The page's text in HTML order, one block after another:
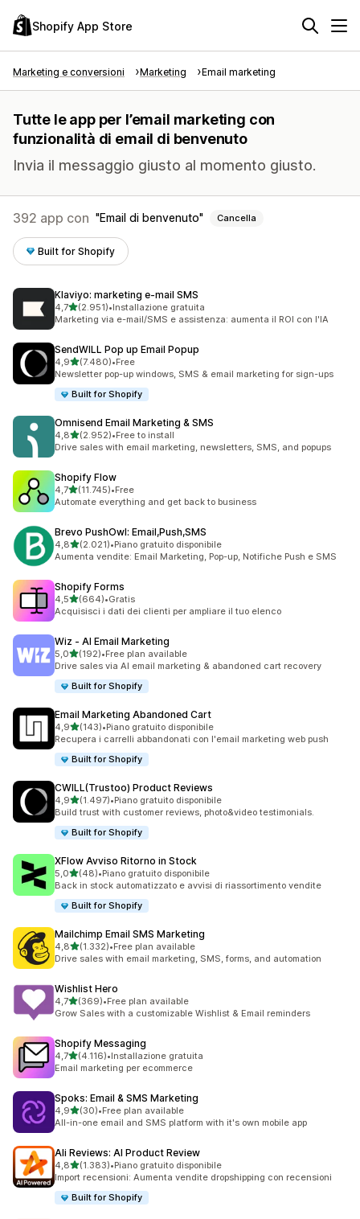
Shopify App Store
Marketing e conversioni Marketing Email marketing
Tutte le app per l’email marketing con
funzionalità di email di benvenuto
Invia il messaggio giusto al momento giusto.
392 app con Email di benvenuto Cancella
Built for Shopify
Klaviyo: marketing e‑mail SMS
4,7stelle su 5
(2.951)
2951 recensioni totali
•Installazione gratuita
Marketing via e-mail/SMS e assistenza: aumenta il ROI con l'IA
SendWILL Pop up Email Popup
4,9stelle su 5
(7.480)
7480 recensioni totali
•Free
Newsletter pop-up windows, SMS & email marketing for sign-ups
Built for Shopify
Omnisend Email Marketing & SMS
4,8stelle su 5
(2.952)
2952 recensioni totali
•Free to install
Drive sales with email marketing, newsletters, SMS, and popups
Shopify Flow
4,7stelle su 5
(11.745)
11745 recensioni totali
•Free
Automate everything and get back to business
Brevo PushOwl: Email,Push,SMS
4,8stelle su 5
(2.021)
2021 recensioni totali
•Piano gratuito disponibile
Aumenta vendite: Email Marketing, Pop-up, Notifiche Push e SMS
Shopify Forms
4,5stelle su 5
(664)
664 recensioni totali
•Gratis
Acquisisci i dati dei clienti per ampliare il tuo elenco
Wiz ‑ AI Email Marketing
5,0stelle su 5
(192)
192 recensioni totali
•Free plan available
Drive sales via AI email marketing & abandoned cart recovery
Built for Shopify
Email Marketing Abandoned Cart
4,9stelle su 5
(143)
143 recensioni totali
•Piano gratuito disponibile
Recupera i carrelli abbandonati con l'email marketing web push
Built for Shopify
CWILL(Trustoo) Product Reviews
4,9stelle su 5
(1.497)
1497 recensioni totali
•Piano gratuito disponibile
Build trust with customer reviews, photo&video testimonials.
Built for Shopify
XFlow Avviso Ritorno in Stock
5,0stelle su 5
(48)
48 recensioni totali
•Piano gratuito disponibile
Back in stock automatizzato e avvisi di riassortimento vendite
Built for Shopify
Mailchimp Email SMS Marketing
4,8stelle su 5
(1.332)
1332 recensioni totali
•Free plan available
Drive sales with email marketing, SMS, forms, and automation
Wishlist Hero
4,7stelle su 5
(369)
369 recensioni totali
•Free plan available
Grow Sales with a customizable Wishlist & Email reminders
Shopify Messaging
4,7stelle su 5
(4.116)
4116 recensioni totali
•Installazione gratuita
Email marketing per ecommerce
Spoks: Email & SMS Marketing
4,9stelle su 5
(30)
30 recensioni totali
•Free plan available
All-in-one email and SMS platform with it's own mobile app
Ali Reviews: AI Product Review
4,8stelle su 5
(1.383)
1383 recensioni totali
•Piano gratuito disponibile
Import recensioni: Aumenta vendite dropshipping con recensioni
Built for Shopify